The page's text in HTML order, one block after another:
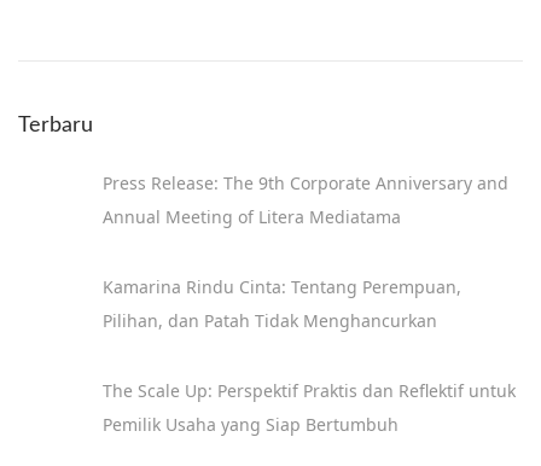
Terbaru
Press Release: The 9th Corporate Anniversary and
Annual Meeting of Litera Mediatama
Kamarina Rindu Cinta: Tentang Perempuan,
Pilihan, dan Patah Tidak Menghancurkan
The Scale Up: Perspektif Praktis dan Reflektif untuk
Pemilik Usaha yang Siap Bertumbuh